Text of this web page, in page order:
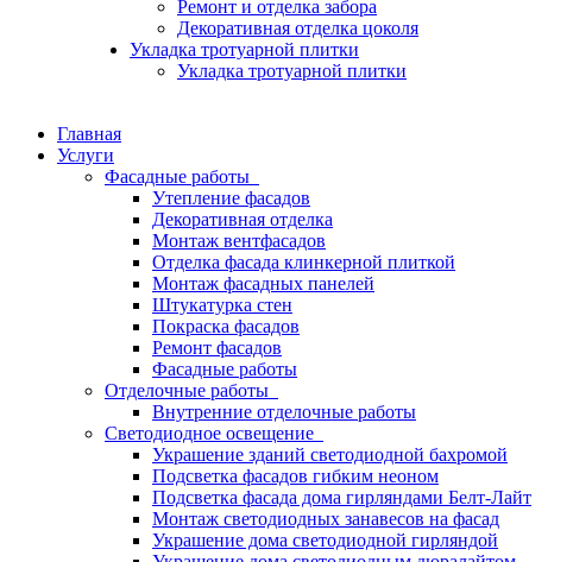
Ремонт и отделка забора
Декоративная отделка цоколя
Укладка тротуарной плитки
Укладка тротуарной плитки
Главная
Услуги
Фасадные работы
Утепление фасадов
Декоративная отделка
Монтаж вентфасадов
Отделка фасада клинкерной плиткой
Монтаж фасадных панелей
Штукатурка стен
Покраска фасадов
Ремонт фасадов
Фасадные работы
Отделочные работы
Внутренние отделочные работы
Светодиодное освещение
Украшение зданий светодиодной бахромой
Подсветка фасадов гибким неоном
Подсветка фасада дома гирляндами Белт-Лайт
Монтаж светодиодных занавесов на фасад
Украшение дома светодиодной гирляндой